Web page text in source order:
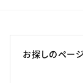
お探しのペー